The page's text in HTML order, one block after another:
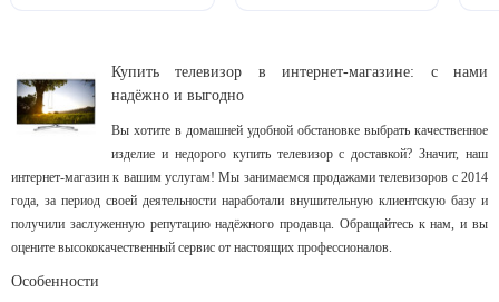
Купить телевизор в интернет-магазине: с нами
надёжно и выгодно
Вы хотите в домашней удобной обстановке выбрать качественное
изделие и недорого купить телевизор с доставкой? Значит, наш
интернет-магазин к вашим услугам! Мы занимаемся продажами телевизоров с 2014
года, за период своей деятельности наработали внушительную клиентскую базу и
получили заслуженную репутацию надёжного продавца. Обращайтесь к нам, и вы
оцените высококачественный сервис от настоящих профессионалов.
Особенности